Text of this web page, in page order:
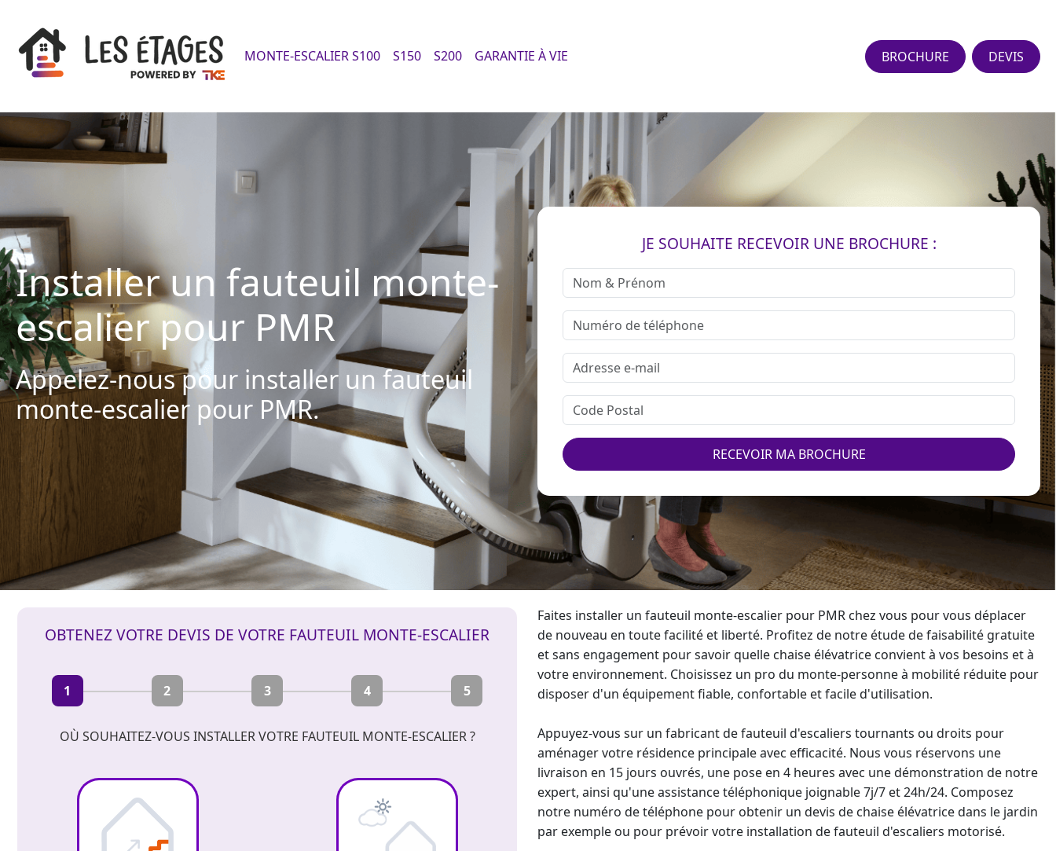
MONTE-ESCALIER S100 S150 S200 GARANTIE À VIE BROCHURE DEVIS
Installer un fauteuil monte-
escalier pour PMR
Appelez-nous pour installer un fauteuil
monte-escalier pour PMR.
JE SOUHAITE RECEVOIR UNE BROCHURE :
RECEVOIR MA BROCHURE
OBTENEZ VOTRE DEVIS DE VOTRE FAUTEUIL MONTE-ESCALIER
1 2 3 4 5
OÙ SOUHAITEZ-VOUS INSTALLER VOTRE FAUTEUIL MONTE-ESCALIER ?
Faites installer un fauteuil monte-escalier pour PMR chez vous pour vous déplacer
de nouveau en toute facilité et liberté. Profitez de notre étude de faisabilité gratuite
et sans engagement pour savoir quelle chaise élévatrice convient à vos besoins et à
votre environnement. Choisissez un pro du monte-personneà mobilité réduite pour
disposer d'un équipement fiable, confortable et facile d'utilisation.
Appuyez-vous sur un fabricant de fauteuil d'escaliers tournants ou droits pour
aménager votre résidence principale avec efficacité. Nous vous réservons une
livraison en 15 jours ouvrés, une pose en 4 heures avec une démonstration de notre
expert, ainsi qu'une assistance téléphonique joignable 7j/7 et 24h/24. Composez
notre numéro de téléphone pour obtenir un devis de chaise élévatrice dans le jardin
par exemple ou pour prévoir votre installation de fauteuil d'escaliers motorisé.